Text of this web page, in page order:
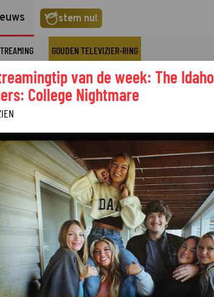
stem nu!
GOUDEN TELEVIZIER-RING
in Norbit
van de week: The Idaho
College Nightmare